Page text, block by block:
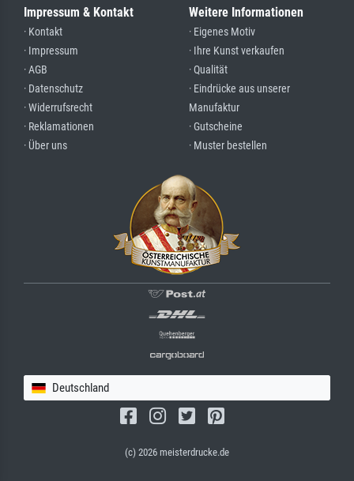
Impressum & Kontakt
· Kontakt
· Impressum
· AGB
· Datenschutz
· Widerrufsrecht
· Reklamationen
· Über uns
Weitere Informationen
· Eigenes Motiv
· Ihre Kunst verkaufen
· Qualität
· Eindrücke aus unserer
Manufaktur
· Gutscheine
· Muster bestellen
Deutschland
(c) 2026 meisterdrucke.de